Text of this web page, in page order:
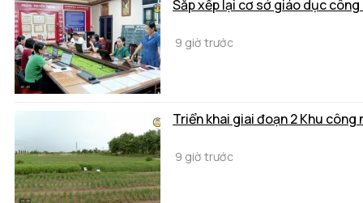
Sắp xếp lại cơ sở giáo dục công
9 giờ trước
Triển khai giai đoạn 2 Khu công
9 giờ trước